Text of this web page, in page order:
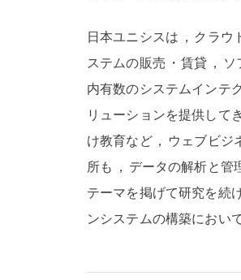
日本ユニシスは ， クラウ
ステムの販売 ・ 賃貸 ， ソ
内有数のシステムインテ
リューションを提供して
け教育など ， ウェブビジ
所も ， データの解析と管
テーマを掲げて研究を続
ンシステムの構築におい